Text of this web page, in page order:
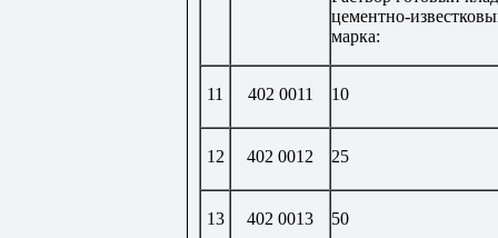
цементно-
марка:
11 402 0011 10
12 402 0012 25
13 402 0013 50